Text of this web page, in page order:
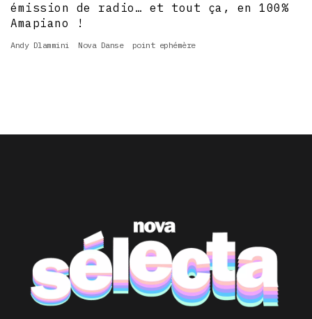
émission de radio… et tout ça, en 100%
Amapiano !
Andy Dlammini Nova Danse point ephémère